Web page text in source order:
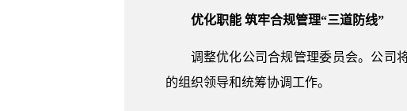
优化职能 筑牢合规管理“三道防线”
调整优化公司合规管理委员会。公司
的组织领导和统筹协调工作。